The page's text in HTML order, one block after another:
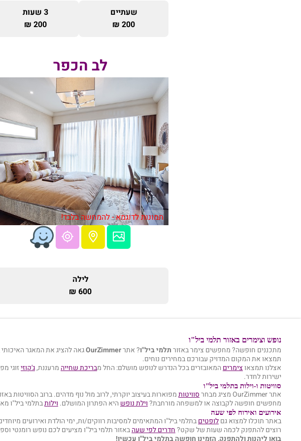
שעתיים
200 ₪
3 שעות
200 ₪
לב הכפר
תמונות לדוגמא - להמחשה בלבד!
לילה
600 ₪
נופש וצימרים באזור תלמי ביל"ו
מתכננים חופשה? מחפשים צימר באזורתלמי ביל"ו? אתרOurZimmerגאה להציג את המאגר
תמצאו את המקום המדויק עבורכם במחירים נוחים.
אצלנו תמצאוצימריםהמאובזרים בכל הנדרש לנופש מושלם: החל מבריכת שחייה מרעננת,ג'קוזיזוגי
ישירות לחדר.
סוויטות ו-וילות בתלמי ביל"ו
אתר OurZimmer מציג מבחר סוויטותמפוארות בעיצוב יוקרתי, לרוב מול נוף מדהים. ברוב הסוויטות
מחפשים חופשה לקבוצה או למשפחה מורחבת?וילת נופשהיא הפתרון המושלם. וילותבתלמי ביל"ו
אירועים ואירוח לפי שעה
באתר תוכלו למצוא גםלופטיםבתלמי ביל"ו המתאימים למסיבות רווקים/ות, ימי הולדת ואירועים
רוצים להתפנק לכמה שעות של שקט?חדרים לפי שעהבאזור תלמי ביל"ו מציעים לכם נופש רומנטי
בואו ליהנות ולהתפנק, הזמינו חופשה בתלמי ביל"ו עכשיו!